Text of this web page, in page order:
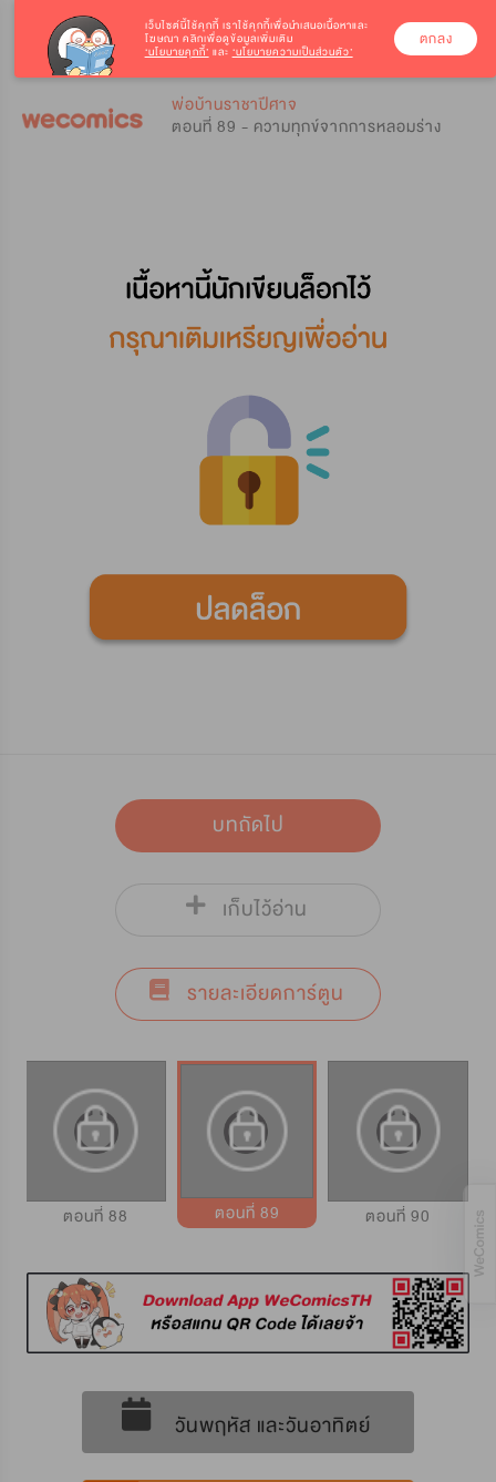
พ่อบ้านราชาปีศาจ
ตอนที่ 89 - ความทุกข์จากการหลอมร่าง
บทถัดไป
เก็บไว้อ่าน
รายละเอียดการ์ตูน
ตอนที่ 88 ตอนที่ 89 ตอนที่ 90
วันพฤหัส และวันอาทิตย์
เว็บไซต์นี้ใช้คุกกี้ เราใช้คุกกี้เพื่อนำเสนอเนื้อหาและ
โฆษณา คลิกเพื่อดูข้อมูลเพิ่มเติม
‘นโยบายคุกกี้’ และ ‘นโยบายความเป็นส่วนตัว’
ตกลง